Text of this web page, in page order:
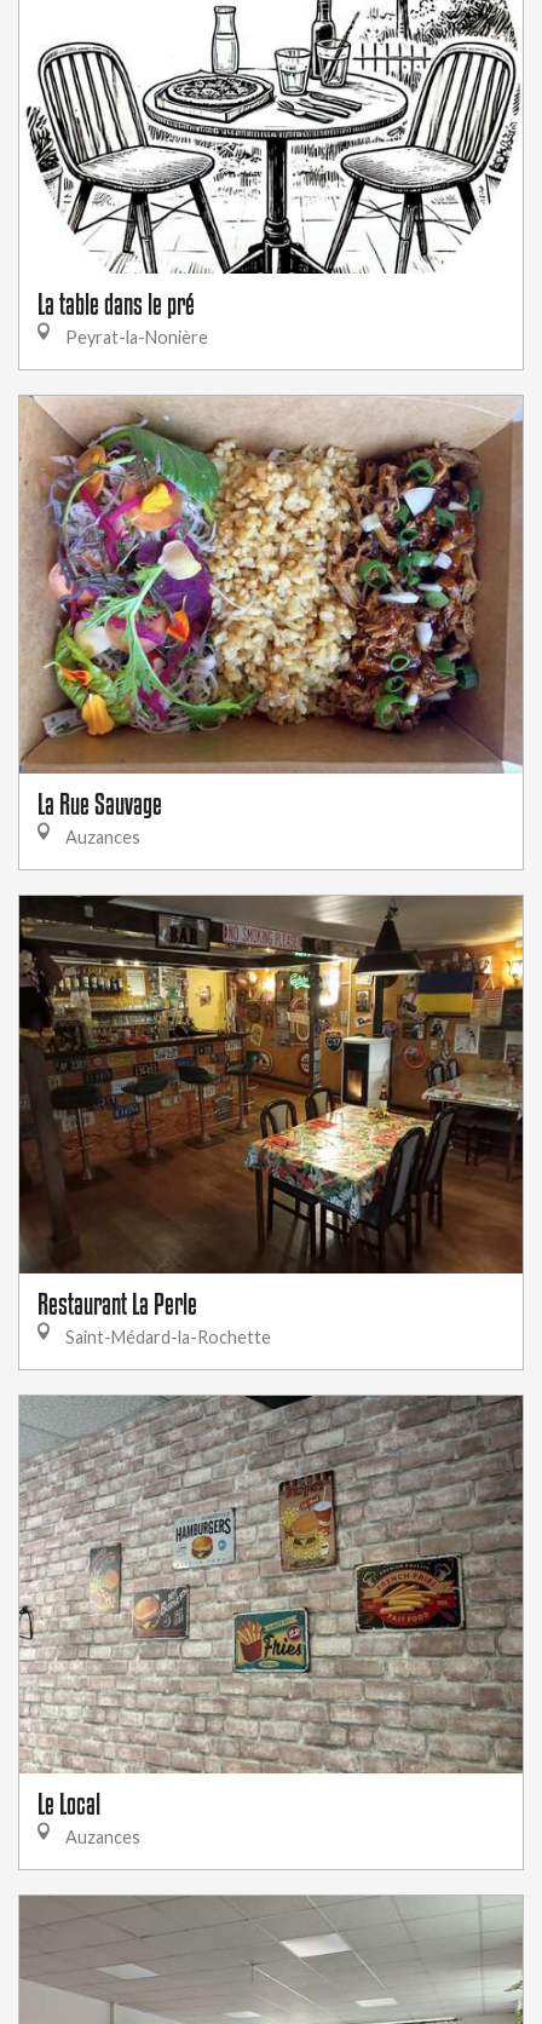
La table dans le pré
Peyrat-la-Nonière
La Rue Sauvage
Auzances
Restaurant La Perle
Saint-Médard-la-Rochette
Le Local
Auzances